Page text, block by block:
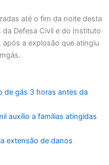
até o fim da noite desta
Defesa Civil e do Instituto
após a explosão que atingiu
de gás 3 horas antes da
auxílio a famílias atingidas
extensão de danos